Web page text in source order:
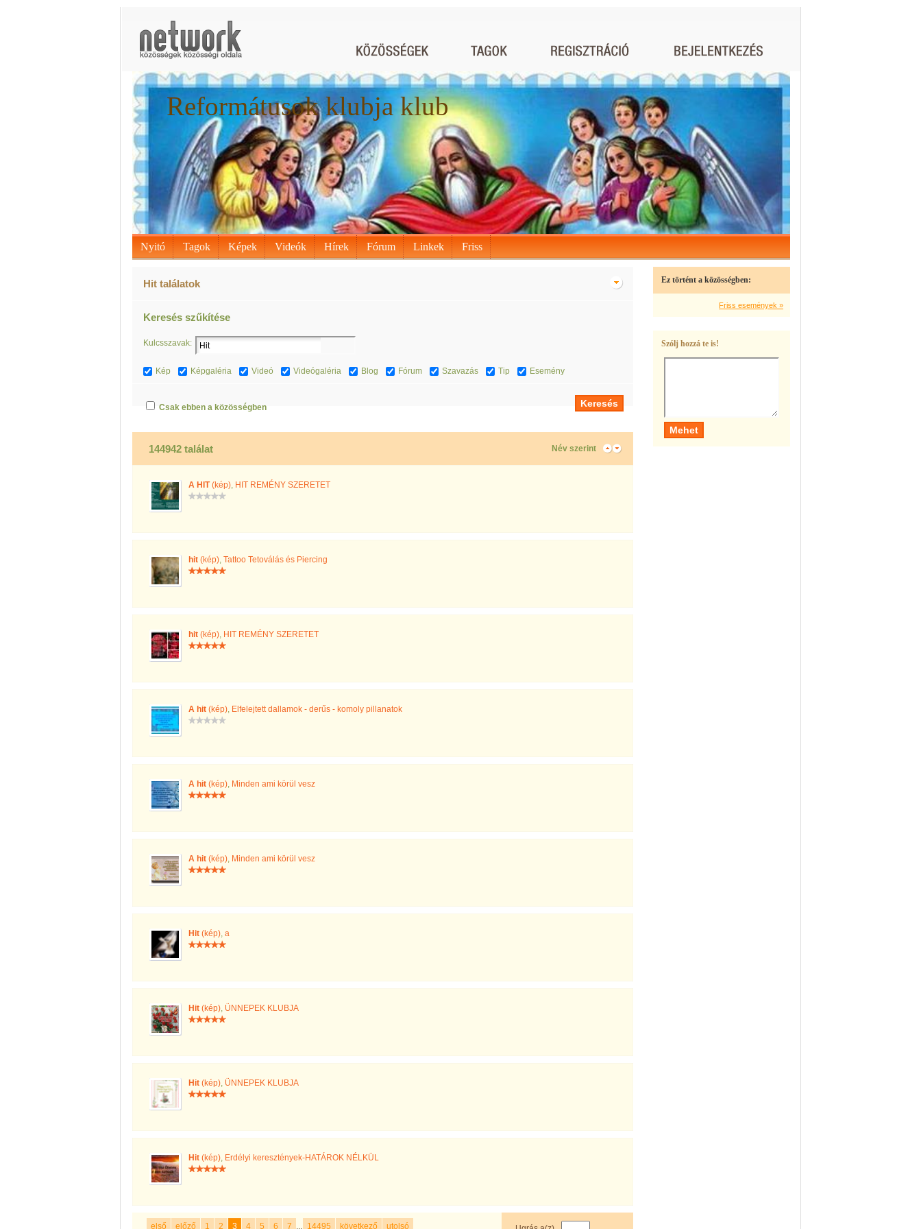
Reformátusok klubja klub
Nyitó Tagok Képek Videók Hírek Fórum Linkek Friss
Hit találatok
Keresés szűkítése
Kulcsszavak:
Kép Képgaléria Videó Videógaléria Blog Fórum Szavazás Tip Esemény
Csak ebben a közösségben
144942 találat Név szerint
A HIT(kép), HIT REMÉNY SZERETET
hit (kép), Tattoo Tetoválás és Piercing
hit (kép), HIT REMÉNY SZERETET
A hit (kép), Elfelejtett dallamok - derűs - komoly pillanatok
A hit (kép), Minden ami körül vesz
A hit (kép), Minden ami körül vesz
Hit (kép), a
Hit (kép), ÜNNEPEK KLUBJA
Hit (kép), ÜNNEPEK KLUBJA
Hit (kép), Erdélyi keresztények-HATÁROK NÉLKÜL
első előző 1 2 3 4 5 6 7 ... 14495 következő utolsó
Ez történt a közösségben:
Friss események »
Szólj hozzá te is!